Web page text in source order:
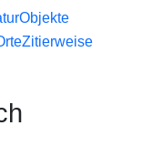
Objekte
Zitierweise